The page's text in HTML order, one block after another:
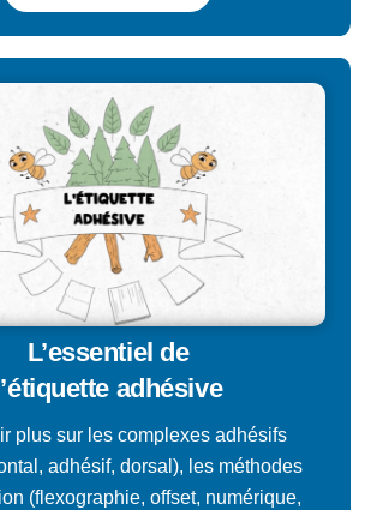
L’essentiel de
l’étiquette adhésive
plus sur les complexes adhésifs
adhésif, dorsal), les méthodes
(flexographie, offset, numérique,